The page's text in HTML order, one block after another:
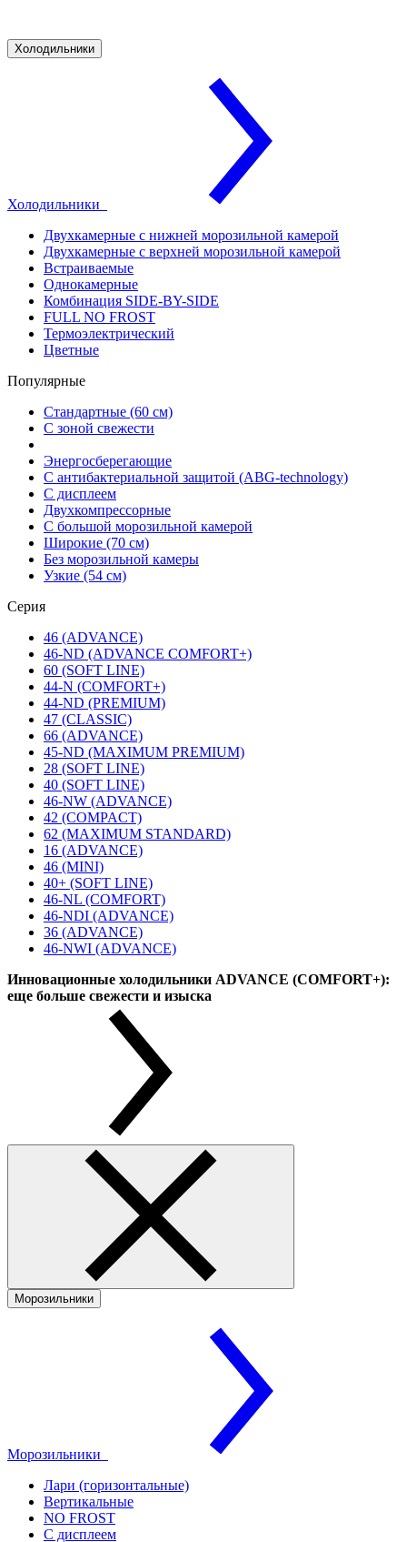
Холодильники
Холодильники
Двухкамерные с нижней морозильной камерой
Двухкамерные с верхней морозильной камерой
Встраиваемые
Однокамерные
Комбинация SIDE-BY-SIDE
FULL NO FROST
Термоэлектрический
Цветные
Популярные
Стандартные (60 см)
С зоной свежести
Энергосберегающие
С антибактериальной защитой (ABG-technology)
С дисплеем
Двухкомпрессорные
С большой морозильной камерой
Широкие (70 см)
Без морозильной камеры
Узкие (54 см)
Серия
46 (ADVANCE)
46-ND (ADVANCE COMFORT+)
60 (SOFT LINE)
44-N (COMFORT+)
44-ND (PREMIUM)
47 (CLASSIC)
66 (ADVANCE)
45-ND (MAXIMUM PREMIUM)
28 (SOFT LINE)
40 (SOFT LINE)
46-NW (ADVANCE)
42 (COMPACT)
62 (MAXIMUM STANDARD)
16 (ADVANCE)
46 (MINI)
40+ (SOFT LINE)
46-NL (COMFORT)
46-NDI (ADVANCE)
36 (ADVANCE)
46-NWI (ADVANCE)
Инновационные холодильники ADVANCE (COMFORT+):
еще больше свежести и изыска
Морозильники
Морозильники
Лари (горизонтальные)
Вертикальные
NO FROST
С дисплеем